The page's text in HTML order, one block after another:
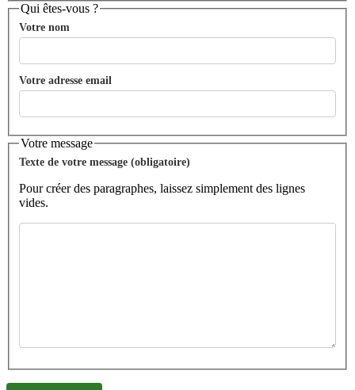
Qui êtes-vous ?
Votre nom
Votre adresse email
Votre message
Texte de votre message (obligatoire)
Pour créer des paragraphes, laissez simplement des lignes
vides.